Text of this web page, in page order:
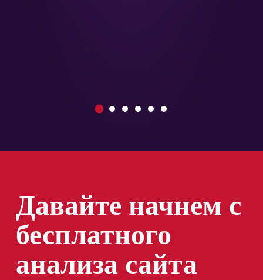
1 2 3 4 5 6
Давайте начнем с
бесплатного
анализа сайта